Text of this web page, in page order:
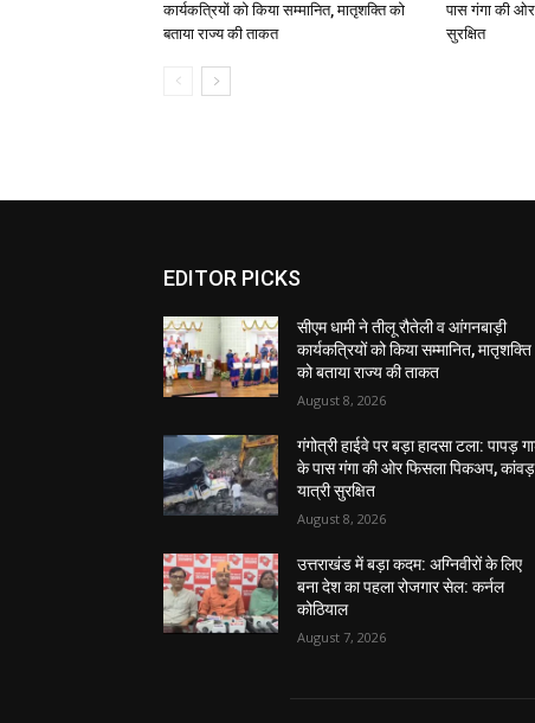
कार्यकत्रियों को किया सम्मानित, मातृशक्ति को
बताया राज्य की ताकत
पास गंगा की
सुरक्षित
EDITOR PICKS
सीएम धामी ने तीलू रौतेली व आंगनबाड़ी
कार्यकत्रियों को किया सम्मानित, मातृशक्ति
को बताया राज्य की ताकत
August 8, 2026
गंगोत्री हाईवे पर बड़ा हादसा टला: पापड़
के पास गंगा की ओर फिसला पिकअप, कांवड़
यात्री सुरक्षित
August 8, 2026
उत्तराखंड में बड़ा कदम: अग्निवीरों के लिए
बना देश का पहला रोजगार सेल: कर्नल
कोठियाल
August 7, 2026